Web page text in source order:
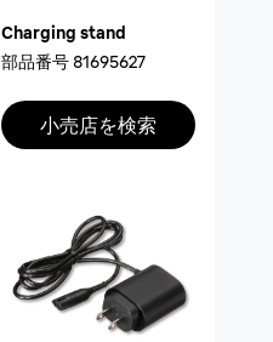
Charging stand
部品番号81695627
小売店を検索